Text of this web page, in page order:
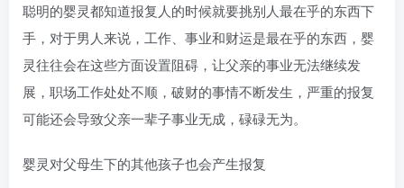
聪明的婴灵都知道报复人的时候就要挑别人最在乎的东西下
手，对于男人来说，工作、事业和财运是最在乎的东西，婴
灵往往会在这些方面设置阻碍，让父亲的事业无法继续发
展，职场工作处处不顺，破财的事情不断发生，严重的报复
可能还会导致父亲一辈子事业无成，碌碌无为。
婴灵对父母生下的其他孩子也会产生报复